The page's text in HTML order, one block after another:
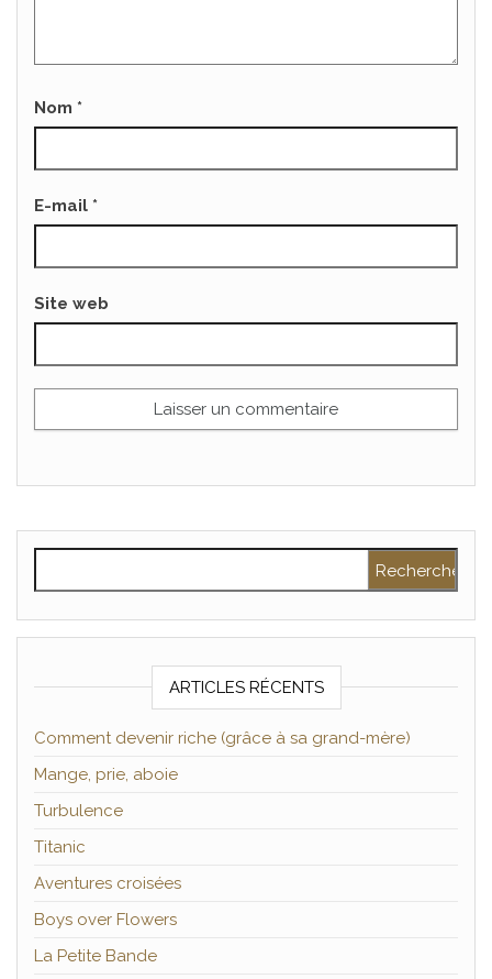
Nom *
E-mail *
Site web
ARTICLES RÉCENTS
Comment devenir riche (grâce à sa grand-mère)
Mange, prie, aboie
Turbulence
Titanic
Aventures croisées
Boys over Flowers
La Petite Bande